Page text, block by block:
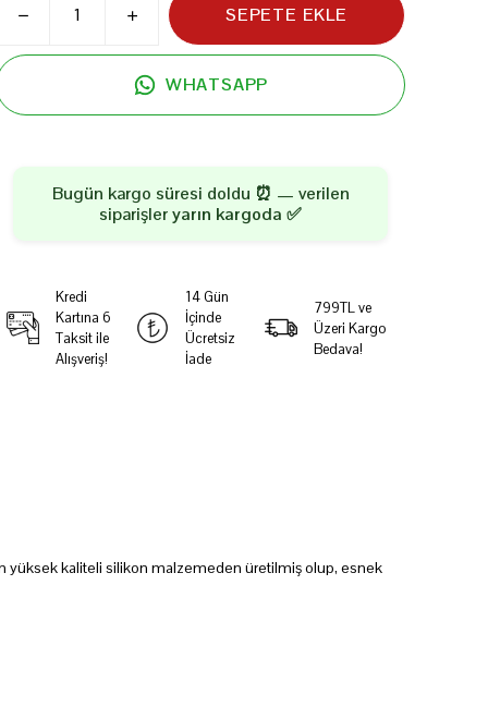
SEPETE EKLE
WHATSAPP
Bugün kargo süresi doldu ⏰ — verilen
siparişleryarın kargoda ✅
Kredi
Kartına 6
Taksit ile
Alışveriş!
14 Gün
İçinde
Ücretsiz
İade
799TL ve
Üzeri Kargo
Bedava!
yüksek kaliteli silikon malzemeden üretilmiş olup, esnek